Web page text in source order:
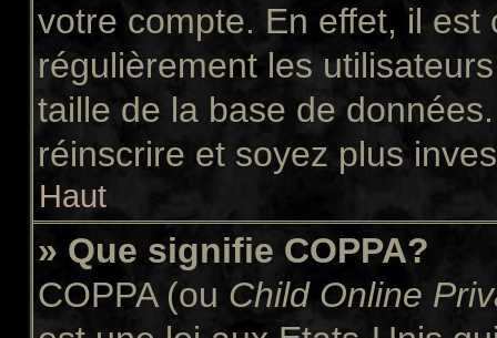
votre compte. En effet, il
régulièrement les
taille de la base de
réinscrire et soyez plus
Haut
» Que signifie COPPA?
COPPA (ou Child Online